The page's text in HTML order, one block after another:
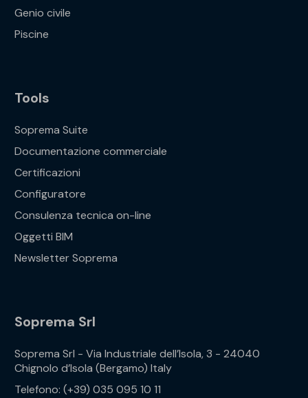
Genio civile
Piscine
Tools
Soprema Suite
Documentazione commerciale
Certificazioni
Configuratore
Consulenza tecnica on-line
Oggetti BIM
Newsletter Soprema
Soprema Srl
Soprema Srl - Via Industriale dell’Isola, 3 - 24040
Chignolo d’Isola (Bergamo) Italy
Telefono: (+39) 035 095 10 11